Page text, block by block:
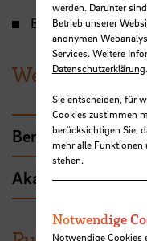
Bachelorprojekt
Werdegang
Beruflicher
Akademische
werden. Darunter
Betrieb unserer
anonymen
Services. Weitere
Datenschutzerklärung.
Sie entscheiden, für
Cookies zustimmen
berücksichtigen Sie,
mehr alle Funktionen
stehen.
Notwendige
Notwendige Cookies